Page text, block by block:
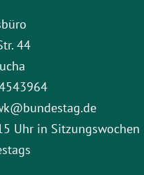
44
Uhr in Sitzungswochen